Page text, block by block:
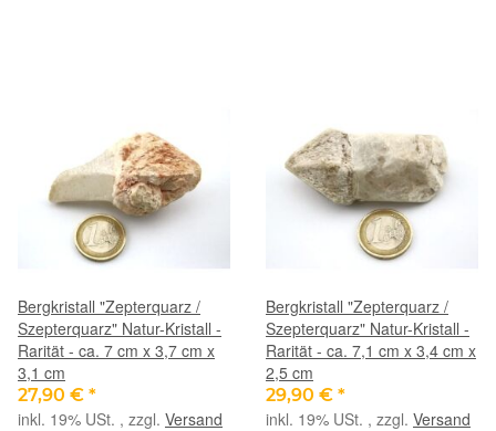
Bergkristall "Zepterquarz /
Szepterquarz" Natur-Kristall -
Rarität - ca. 7 cm x 3,7 cm x
3,1 cm
27,90 € *
inkl. 19% USt. , zzgl. Versand
Bergkristall "Zepterquarz /
Szepterquarz" Natur-Kristall -
Rarität - ca. 7,1 cm x 3,4 cm x
2,5 cm
29,90 € *
inkl. 19% USt. , zzgl. Versand